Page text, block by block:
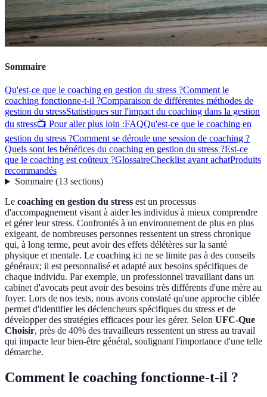
Sommaire
Qu'est-ce que le coaching en gestion du stress ?Comment le
coaching fonctionne-t-il ?Comparaison de différentes méthodes de
gestion du stressStatistiques sur l'impact du coaching dans la gestion
du stress📺 Pour aller plus loin :FAQQu'est-ce que le coaching en
gestion du stress ?Comment se déroule une session de coaching ?
Quels sont les bénéfices du coaching en gestion du stress ?Est-ce
que le coaching est coûteux ?GlossaireChecklist avant achatProduits
recommandés
Sommaire(13 sections)
Le coaching en gestion du stress est un processus
d'accompagnement visant à aider les individus à mieux comprendre
et gérer leur stress. Confrontés à un environnement de plus en plus
exigeant, de nombreuses personnes ressentent un stress chronique
qui, à long terme, peut avoir des effets délétères sur la santé
physique et mentale. Le coaching ici ne se limite pas à des conseils
généraux; il est personnalisé et adapté aux besoins spécifiques de
chaque individu. Par exemple, un professionnel travaillant dans un
cabinet d'avocats peut avoir des besoins très différents d'une mère au
foyer. Lors de nos tests, nous avons constaté qu'une approche ciblée
permet d'identifier les déclencheurs spécifiques du stress et de
développer des stratégies efficaces pour les gérer. Selon UFC-Que
Choisir, près de 40% des travailleurs ressentent un stress au travail
qui impacte leur bien-être général, soulignant l'importance d'une telle
démarche.
Comment le coaching fonctionne-t-il ?